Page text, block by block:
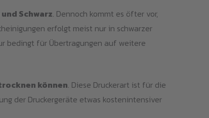
Schwarz. Dennoch kommt es öfter vor,
erfolgt meist nur in schwarzer
bedingt für Übertragungen auf weitere
können. Diese Druckerart ist für die
der Druckergeräte etwas kostenintensiver